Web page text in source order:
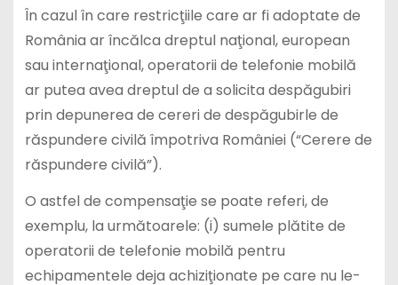
În cazul în care restricţiile care ar fi adoptate de
România ar încălca dreptul naţional, european
sau internaţional, operatorii de telefonie mobilă
ar putea avea dreptul de a solicita despăgubiri
prin depunerea de cereri de despăgubirle de
răspundere civilă împotriva României (“Cerere de
răspundere civilă”).
O astfel de compensaţie se poate referi, de
exemplu, la următoarele: (i) sumele plătite de
operatorii de telefonie mobilă pentru
echipamentele deja achiziţionate pe care nu le-